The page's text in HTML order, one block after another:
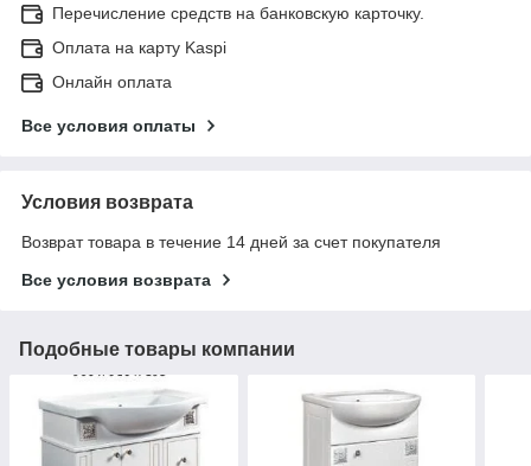
Перечисление средств на банковскую карточку.
Оплата на карту Kaspi
Онлайн оплата
Все условия оплаты
Условия возврата
Возврат товара в течение 14 дней за счет покупателя
Все условия возврата
Подобные товары компании